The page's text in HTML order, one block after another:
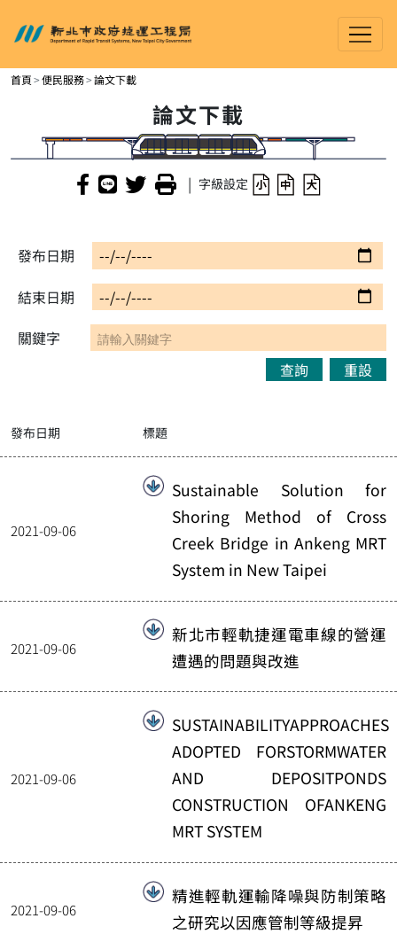
進入內容區塊
新北市政府捷運工程局
首頁 便民服務 論文下載
論文下載
| 字級設定
發布日期
結束日期
關鍵字
查詢
重設
發布日期 標題
2021-09-06
Sustainable Solution for
Shoring Method of Cross
Creek Bridge in Ankeng MRT
System in New Taipei
2021-09-06
新北市輕軌捷運電車線的營運
遭遇的問題與改進
2021-09-06
SUSTAINABILITYAPPROACHES
ADOPTED FORSTORMWATER
AND DEPOSITPONDS
CONSTRUCTION OFANKENG
MRT SYSTEM
2021-09-06
精進輕軌運輸降噪與防制策略
之研究以因應管制等級提昇